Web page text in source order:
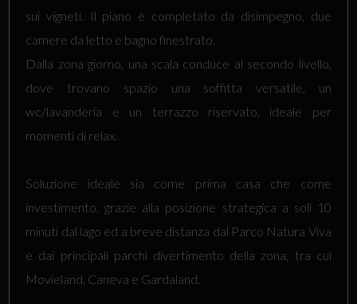
sui vigneti. Il piano è completato da disimpegno, due
camere da letto e bagno finestrato.
Dalla zona giorno, una scala conduce al secondo livello,
dove trovano spazio una soffitta versatile, un
wc/lavanderia e un terrazzo riservato, ideale per
momenti di relax.
Soluzione ideale sia come prima casa che come
investimento, grazie alla posizione strategica a soli 10
minuti dal lago ed a breve distanza dal Parco Natura Viva
e dai principali parchi divertimento della zona, tra cui
Movieland, Caneva e Gardaland.